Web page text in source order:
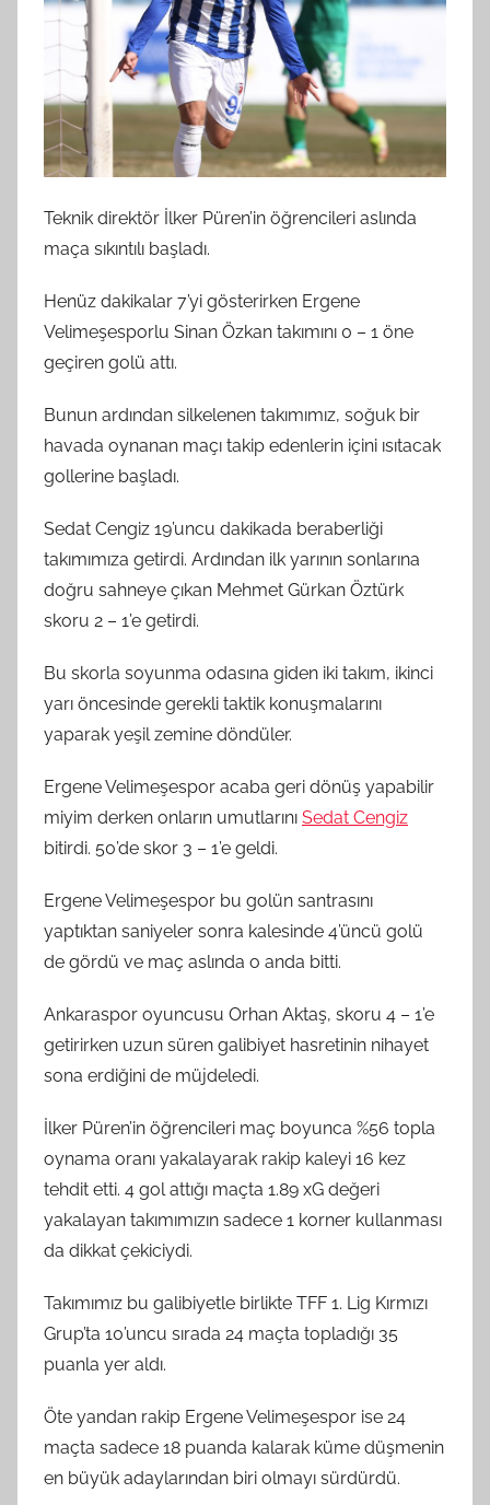
Teknik direktör İlker Püren’in öğrencileri aslında
maça sıkıntılı başladı.
Henüz dakikalar 7’yi gösterirken Ergene
Velimeşesporlu Sinan Özkan takımını 0 – 1 öne
geçiren golü attı.
Bunun ardından silkelenen takımımız, soğuk bir
havada oynanan maçı takip edenlerin içini ısıtacak
gollerine başladı.
Sedat Cengiz 19’uncu dakikada beraberliği
takımımıza getirdi. Ardından ilk yarının sonlarına
doğru sahneye çıkan Mehmet Gürkan Öztürk
skoru 2 – 1’e getirdi.
Bu skorla soyunma odasına giden iki takım, ikinci
yarı öncesinde gerekli taktik konuşmalarını
yaparak yeşil zemine döndüler.
Ergene Velimeşespor acaba geri dönüş yapabilir
miyim derken onların umutlarını Sedat Cengiz
bitirdi. 50’de skor 3 – 1’e geldi.
Ergene Velimeşespor bu golün santrasını
yaptıktan saniyeler sonra kalesinde 4’üncü golü
de gördü ve maç aslında o anda bitti.
Ankaraspor oyuncusu Orhan Aktaş, skoru 4 – 1’e
getirirken uzun süren galibiyet hasretinin nihayet
sona erdiğini de müjdeledi.
İlker Püren’in öğrencileri maç boyunca %56 topla
oynama oranı yakalayarak rakip kaleyi 16 kez
tehdit etti. 4 gol attığı maçta 1.89 xG değeri
yakalayan takımımızın sadece 1 korner kullanması
da dikkat çekiciydi.
Takımımız bu galibiyetle birlikte TFF 1. Lig Kırmızı
Grup’ta 10’uncu sırada 24 maçta topladığı 35
puanla yer aldı.
Öte yandan rakip Ergene Velimeşespor ise 24
maçta sadece 18 puanda kalarak küme düşmenin
en büyük adaylarından biri olmayı sürdürdü.